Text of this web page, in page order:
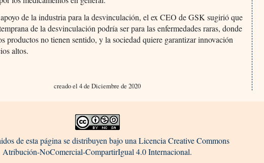
de la industria para la desvinculación, el ex CEO de GSK sugirió que
de la desvinculación podría ser para las enfermedades raras, donde
productos no tienen sentido, y la sociedad quiere garantizar innovación
altos.
creado el 4 de Diciembre de 2020
de esta página se distribuyen bajo una Licencia Creative Commons
Atribución-NoComercial-CompartirIgual 4.0 Internacional.